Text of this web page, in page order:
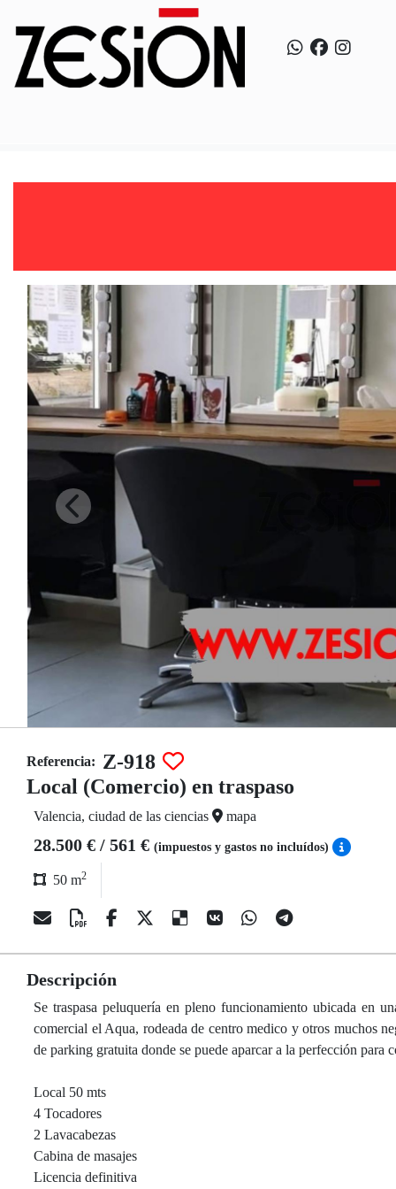
Referencia: Z-918
Local (Comercio) en traspaso
Valencia, ciudad de las ciencias mapa
28.500 € / 561 € (impuestos y gastos no incluídos)
50 m2
Descripción
Se traspasa peluquería en pleno funcionamiento ubicada en
comercial el Aqua, rodeada de centro medico y otros muchos
de parking gratuita donde se puede aparcar a la perfección para
Local 50 mts
4 Tocadores
2 Lavacabezas
Cabina de masajes
Licencia definitiva